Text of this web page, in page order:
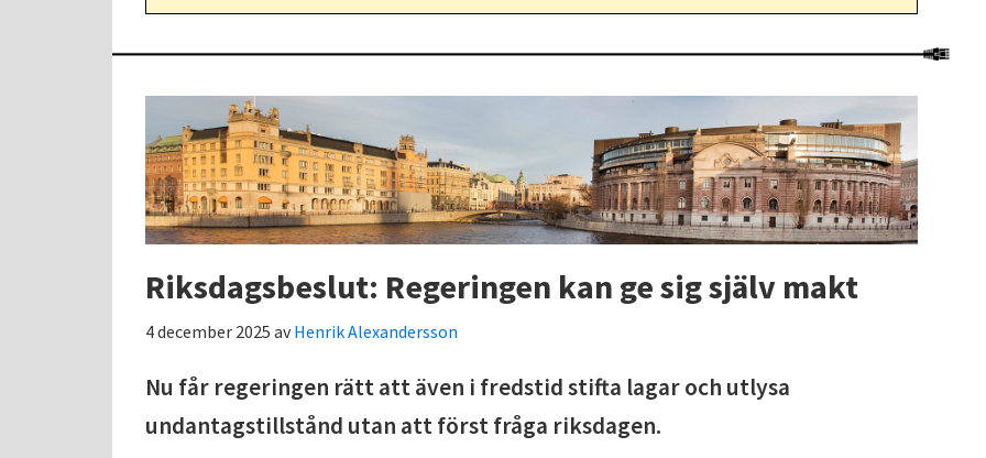
Riksdagsbeslut: Regeringen kan ge sig själv makt
4 december 2025 avHenrik Alexandersson
Nu får regeringen rätt att även i fredstid stifta lagar och utlysa
undantagstillstånd utan att först fråga riksdagen.